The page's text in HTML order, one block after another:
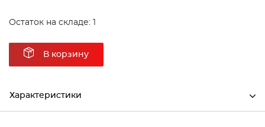
Остаток на складе: 1
В корзину
Характеристики